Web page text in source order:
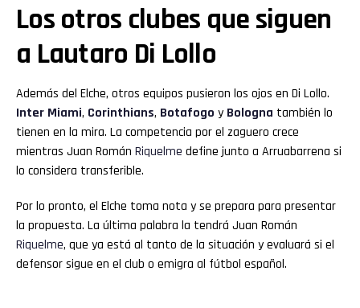
Los otros clubes que siguen
a Lautaro Di Lollo
Además del Elche, otros equipos pusieron los ojos en Di Lollo.
Inter Miami, Corinthians, Botafogo y Bologna también lo
tienen en la mira. La competencia por el zaguero crece
mientras Juan Román Riquelme define junto a Arruabarrena si
lo considera transferible.
Por lo pronto, el Elche toma nota y se prepara para presentar
la propuesta. La última palabra la tendrá Juan Román
Riquelme, que ya está al tanto de la situación y evaluará si el
defensor sigue en el club o emigra al fútbol español.